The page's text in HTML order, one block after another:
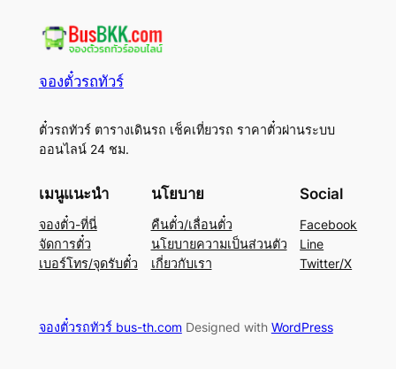
จองตั๋วรถทัวร์
ตั๋วรถทัวร์ ตารางเดินรถ เช็คเที่ยวรถ ราคาตั๋วผ่านระบบ
ออนไลน์ 24 ชม.
เมนูแนะนำ
จองตั๋ว-ที่นี่
จัดการตั๋ว
เบอร์โทร/จุดรับตั๋ว
นโยบาย
คืนตั๋ว/เลื่อนตั๋ว
นโยบายความเป็นส่วนตัว
เกี่ยวกับเรา
Social
Facebook
Line
Twitter/X
จองตั๋วรถทัวร์ bus-th.comDesigned with WordPress